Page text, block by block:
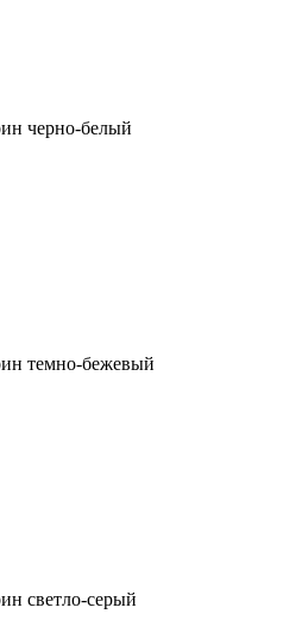
черно-белый
темно-бежевый
светло-серый